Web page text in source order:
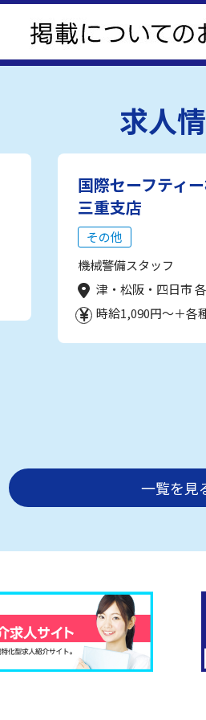
求人
国際セーフティ
三重支店
その他
機械警備スタッフ
津・松阪・四日市
時給1,090円～＋各
一覧を見